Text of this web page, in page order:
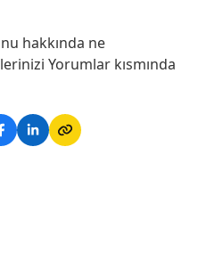
hakkında ne
Yorumlar kısmında